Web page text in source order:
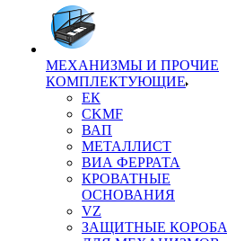
МЕХАНИЗМЫ И ПРОЧИЕ
КОМПЛЕКТУЮЩИЕ
ЕК
CKMF
ВАП
МЕТАЛЛИСТ
ВИА ФЕРРАТА
КРОВАТНЫЕ
ОСНОВАНИЯ
VZ
ЗАЩИТНЫЕ КОРОБА